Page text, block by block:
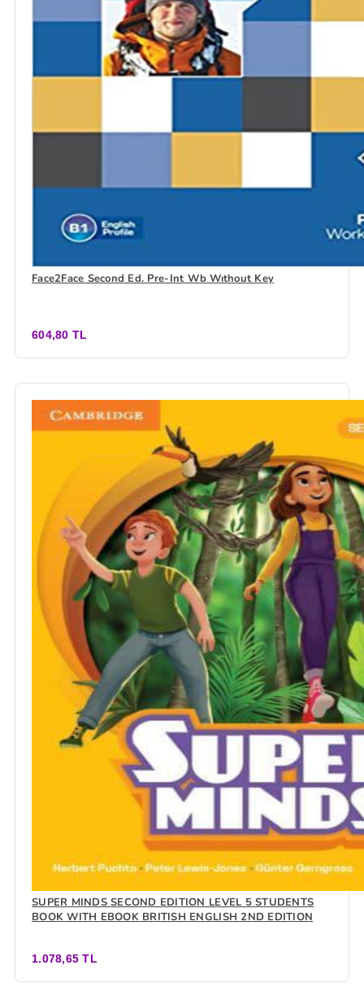
Face2Face Second Ed. Pre-Int Wb Wıthout Key
604,80 TL
SUPER MINDS SECOND EDITION LEVEL 5 STUDENTS
BOOK WITH EBOOK BRITISH ENGLISH 2ND EDITION
1.078,65 TL